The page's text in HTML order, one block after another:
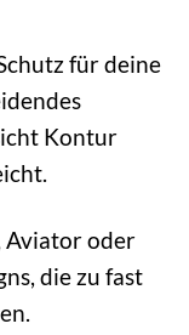
für deine
Kontur
Aviator oder
die zu fast